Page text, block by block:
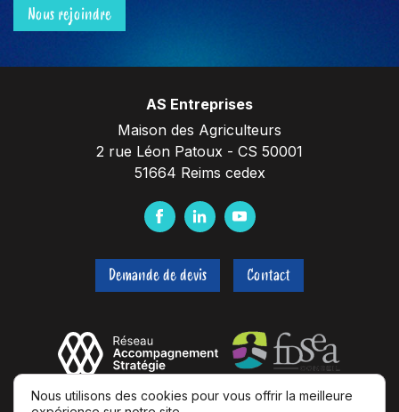
Nous rejoindre
AS Entreprises
Maison des Agriculteurs
2 rue Léon Patoux - CS 50001
51664 Reims cedex
F
c
e
o
k
L
n
k
I
n
Y
u
t
b
e
Demande de devis Contact
Nous utilisons des cookies pour vous offrir la meilleure